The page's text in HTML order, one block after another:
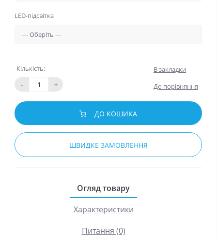
LED-підсвітка
Кількість:
-
+
В закладки
До порівняння
ДО КОШИКА
ШВИДКЕ ЗАМОВЛЕННЯ
Огляд товару
Характеристики
Питання (0)